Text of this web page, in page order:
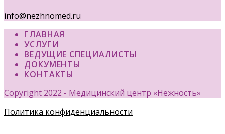
info@nezhnomed.ru
ГЛАВНАЯ
УСЛУГИ
ВЕДУЩИЕ СПЕЦИАЛИСТЫ
ДОКУМЕНТЫ
КОНТАКТЫ
Copyright 2022 - Медицинский центр «Нежность»
Политика конфиденциальности